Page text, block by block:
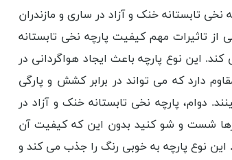
تابستانه خنک و آزاد در ساری و مازندران
از تاثیرات مهم کیفیت پارچه نخی تابستانه
این نوع پارچه باعث ایجاد هواگردانی در
دارد که می تواند در برابر کشش و پارگی
دوام، پارچه نخی تابستانه خنک و آزاد در
بارها شست و شو کنید بدون این که کیفیت آن
این نوع پارچه به خوبی رنگ را جذب می کند و